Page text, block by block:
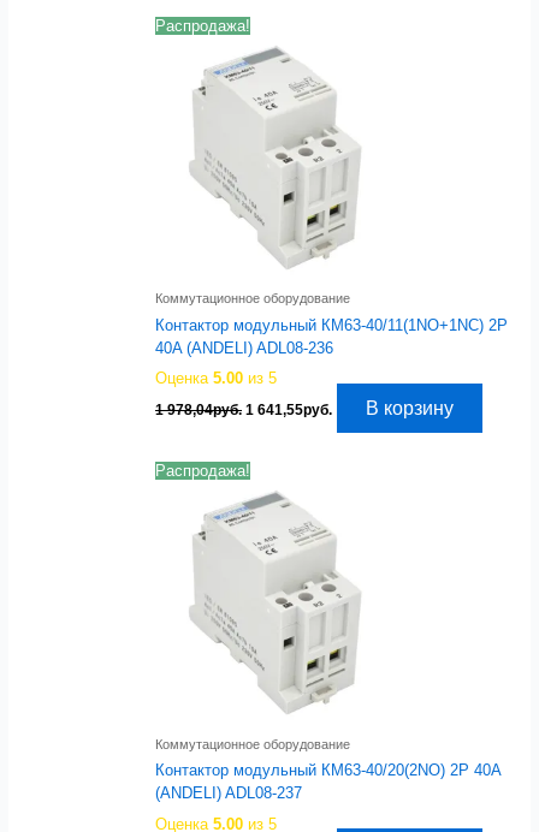
2
032,55руб..
Распродажа!
Коммутационное оборудование
Контактор модульный КМ63-40/11(1NO+1NC) 2P
40A (ANDELI) ADL08-236
Оценка5.00 из 5
1 978,04руб. Первоначальная
1
978,04руб..
1 641,55руб. ТекущаяВ корзину
Распродажа!
Коммутационное оборудование
Контактор модульный КМ63-40/20(2NO) 2P 40A
(ANDELI) ADL08-237
Оценка5.00 из 5